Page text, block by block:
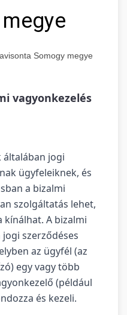
Somogy megye
vagyonkezelés
általában jogi
ügyfeleiknek, és
a bizalmi
szolgáltatás lehet,
kínálhat. A bizalmi
szerződéses
az ügyfél (az
egy vagy több
(például
és kezeli.